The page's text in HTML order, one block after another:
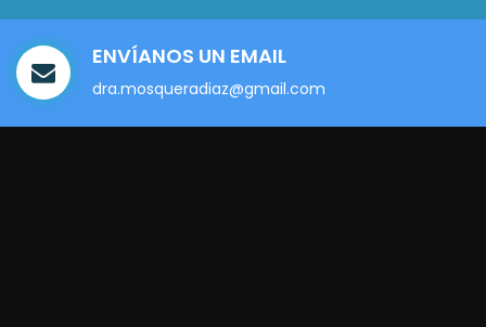
ENVÍANOS UN EMAIL
dra.mosqueradiaz@gmail.com